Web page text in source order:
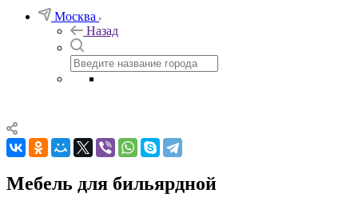
Москва
Назад
Мебель для бильярдной